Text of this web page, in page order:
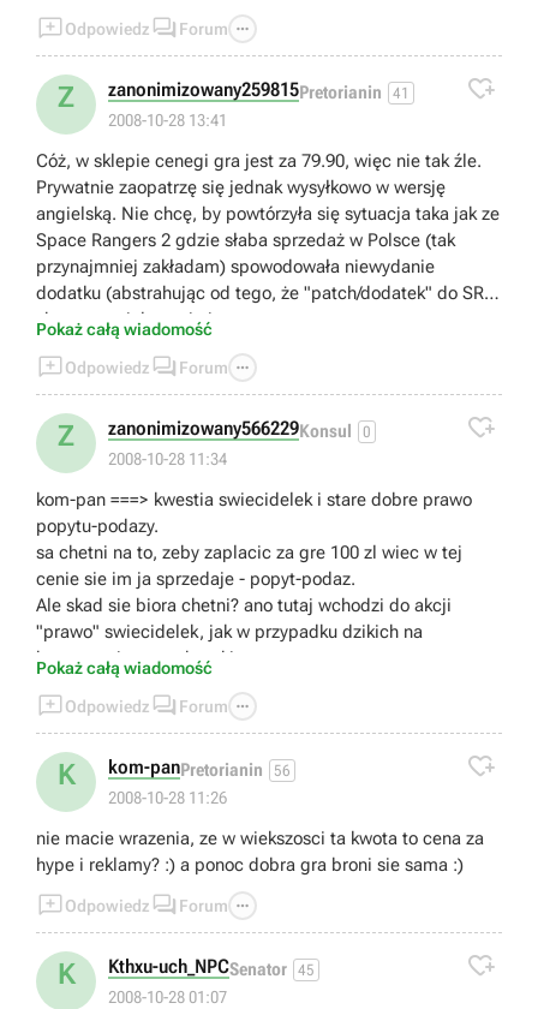
Odpowiedz  Forum 
Z zanonimizowany259815Pretorianin 41
2008-10-28 13:41

Cóż, w sklepie cenegi gra jest za 79.90, więc nie tak źle.
Prywatnie zaopatrzę się jednak wysyłkowo w wersję
angielską. Nie chcę, by powtórzyła się sytuacja taka jak ze
Space Rangers 2 gdzie słaba sprzedaż w Polsce (tak
przynajmniej zakładam) spowodowała niewydanie
dodatku (abstrahując od tego, że "patch/dodatek" do SR2
zbyt wspaniały to nie jest, a
Katauri/1C/Cinemaware/Stardock liczą sobie za niego
całkiem sporo). Polacy naród dziwny i trudno przewidzieć
jak sprzeda się KB pomimo dobrych recenzji i nakładów
na reklamę.
Pokaż całą wiadomość
Odpowiedz  Forum 
Z zanonimizowany566229Konsul 0
2008-10-28 11:34

kom-pan ===> kwestia swiecidelek i stare dobre prawo
popytu-podazy.
sa chetni na to, zeby zaplacic za gre 100 zl wiec w tej
cenie sie im ja sprzedaje - popyt-podaz.
Ale skad sie biora chetni? ano tutaj wchodzi do akcji
"prawo" swiecidelek, jak w przypadku dzikich na
kontynencie amerykanskim.
Otoz King's Bounty ma sliczna grafike, a gracze to ludzie
prosci (dzicy) dla ktorych grafika jest (nie wazne co
bredza jednostki) w 100% najwazniejszym elementem gry
- niczym swiecidelka.
Dostaja wiec gracze swoje swiecidelka i musza za to
zaplacic odpowiednia cene... a poniewaz z mysleniem u
nich ciezko to placa tyle ile im kaza :) - simple as that.
Pokaż całą wiadomość
Odpowiedz  Forum 
K kom-panPretorianin 56
2008-10-28 11:26

nie macie wrazenia, ze w wiekszosci ta kwota to cena za
hype i reklamy? :) a ponoc dobra gra broni sie sama :)
Odpowiedz  Forum 
K Kthxu-uch_NPCSenator 45
2008-10-28 01:07
